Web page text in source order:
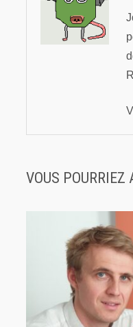
VOUS POURRIEZ